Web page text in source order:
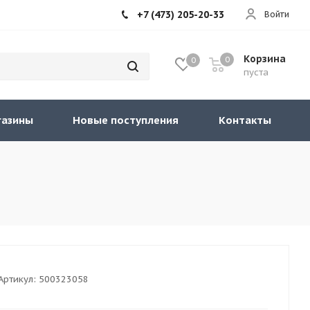
Войти
+7 (473) 205-20-33
0 Корзина
пуста
0
Новые поступления Контакты
500323058